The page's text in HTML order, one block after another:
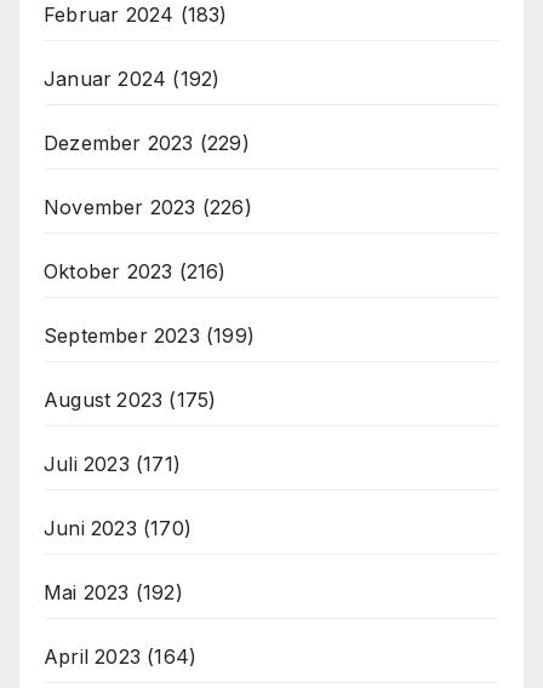
Februar 2024 (183)
Januar 2024 (192)
Dezember 2023 (229)
November 2023 (226)
Oktober 2023 (216)
September 2023 (199)
August 2023 (175)
Juli 2023 (171)
Juni 2023 (170)
Mai 2023 (192)
April 2023 (164)